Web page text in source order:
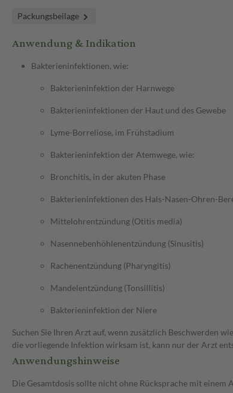
Packungsbeilage
Anwendung & Indikation
Bakterieninfektionen, wie:
Bakterieninfektion der Harnwege
Bakterieninfektionen der Haut und des Gewebe
Lyme-Borreliose, im Frühstadium
Bakterieninfektion der Atemwege, wie:
Bronchitis, in der akuten Phase
Bakterieninfektionen des Hals-Nasen-Ohren-
Mittelohrentzündung (Otitis media)
Nasennebenhöhlenentzündung (Sinusitis)
Rachenentzündung (Pharyngitis)
Mandelentzündung (Tonsillitis)
Bakterieninfektion der Niere
Suchen Sie Ihren Arzt auf, wenn zusätzlich Beschwerden
die vorliegende Infektion wirksam ist, kann nur der Arzt
Anwendungshinweise
Die Gesamtdosis sollte nicht ohne Rücksprache mit